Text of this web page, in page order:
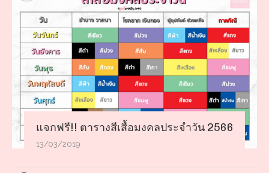
แจกฟรี!! ตารางสีเสื้อมงคลประจำวัน 2566
13/03/2019